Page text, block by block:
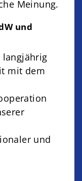
Meinung.
und
langjährig
mit dem
und